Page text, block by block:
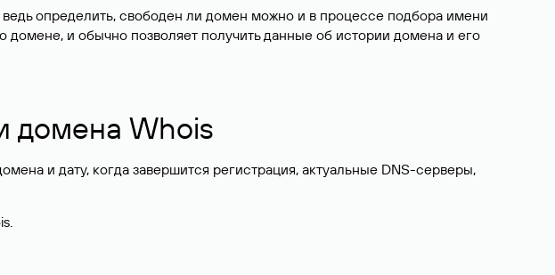
определить, свободен ли домен можно и в процессе подбора имени
и обычно позволяет получить данные об истории домена и его
домена Whois
и дату, когда завершится регистрация, актуальные DNS-серверы,